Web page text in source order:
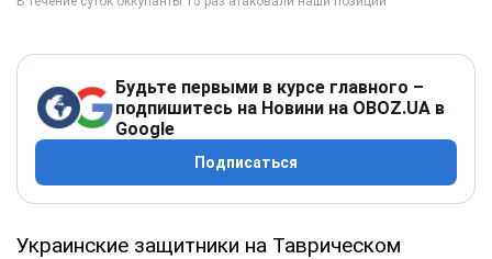
Будьте первыми в курсе главного –
подпишитесь на Новини на OBOZ.UA в
Google
Подписаться
Украинские защитники на Таврическом